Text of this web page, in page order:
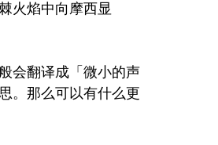
火焰中向摩西显
会翻译成「微小的声
。那么可以有什么更